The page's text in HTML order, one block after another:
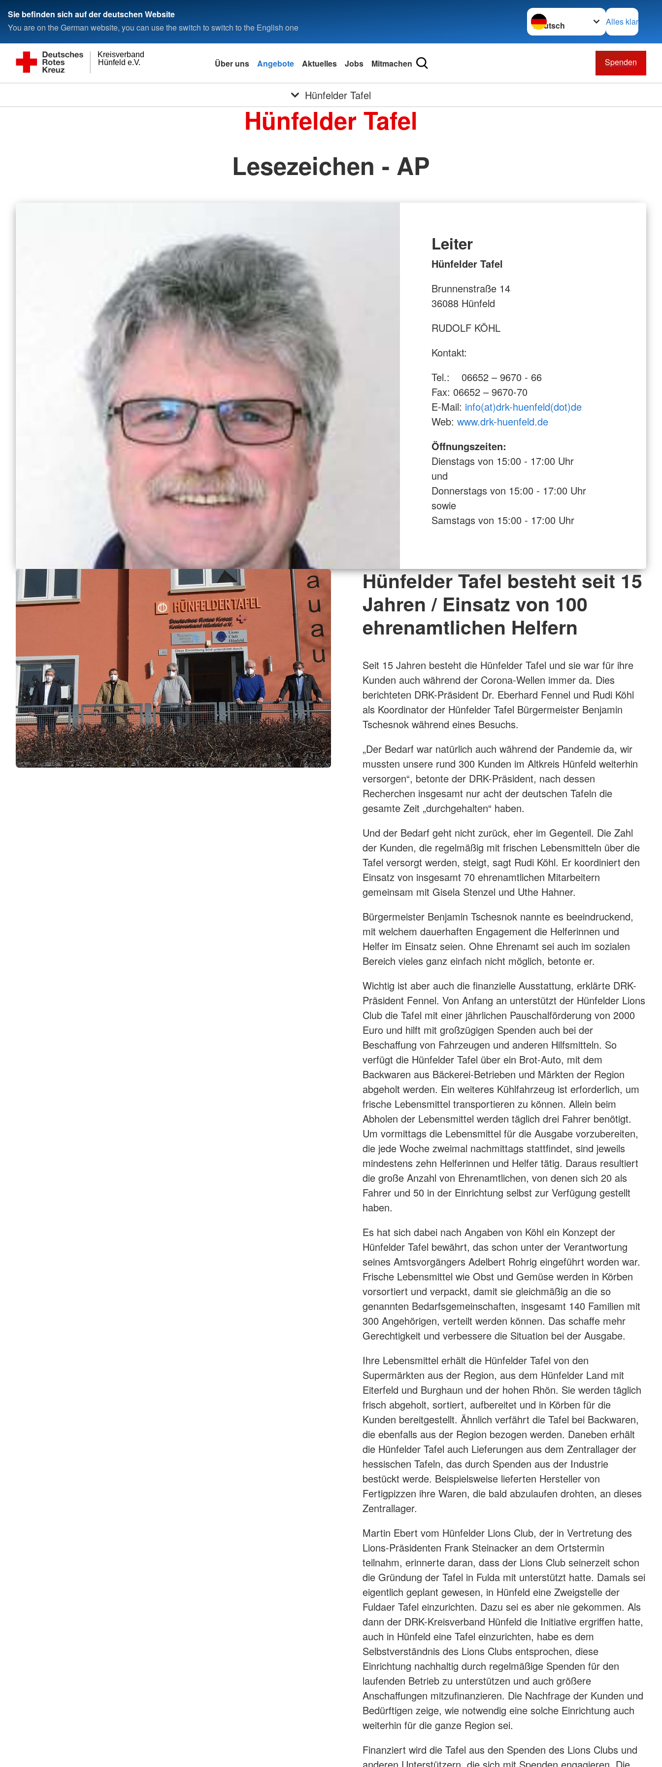
Sie befinden sich auf der deutschen Website
You are on the German website, you can use the switch to switch to the English one
Sprache wechseln zu
Alles klar
Hünfeld e.V.
Kreisverband
Über uns Angebote Aktuelles Jobs Mitmachen Spenden
Hünfelder Tafel
Hünfelder Tafel
Lesezeichen - AP
Leiter
Hünfelder Tafel
Brunnenstraße 14
36088 Hünfeld
RUDOLF KÖHL
Kontakt:
Tel.: 06652 – 9670 - 66
Fax: 06652 – 9670-70
E-Mail: info(at)drk-huenfeld(dot)de
Web: www.drk-huenfeld.de
Öffnungszeiten:
Dienstags von 15:00 - 17:00 Uhr
und
Donnerstags von 15:00 - 17:00 Uhr
sowie
Samstags von 15:00 - 17:00 Uhr
Hünfelder Tafel besteht seit 15
Jahren / Einsatz von 100
ehrenamtlichen Helfern
Seit 15 Jahren besteht die Hünfelder Tafel und sie war für ihre
Kunden auch während der Corona-Wellen immer da. Dies
berichteten DRK-Präsident Dr. Eberhard Fennel und Rudi Köhl
als Koordinator der Hünfelder Tafel Bürgermeister Benjamin
Tschesnok während eines Besuchs.
„Der Bedarf war natürlich auch während der Pandemie da, wir
mussten unsere rund 300 Kunden im Altkreis Hünfeld weiterhin
versorgen“, betonte der DRK-Präsident, nach dessen
Recherchen insgesamt nur acht der deutschen Tafeln die
gesamte Zeit „durchgehalten“ haben.
Und der Bedarf geht nicht zurück, eher im Gegenteil. Die Zahl
der Kunden, die regelmäßig mit frischen Lebensmitteln über die
Tafel versorgt werden, steigt, sagt Rudi Köhl. Er koordiniert den
Einsatz von insgesamt 70 ehrenamtlichen Mitarbeitern
gemeinsam mit Gisela Stenzel und Uthe Hahner.
Bürgermeister Benjamin Tschesnok nannte es beeindruckend,
mit welchem dauerhaften Engagement die Helferinnen und
Helfer im Einsatz seien. Ohne Ehrenamt sei auch im sozialen
Bereich vieles ganz einfach nicht möglich, betonte er.
Wichtig ist aber auch die finanzielle Ausstattung, erklärte DRK-
Präsident Fennel. Von Anfang an unterstützt der Hünfelder Lions
Club die Tafel mit einer jährlichen Pauschalförderung von 2000
Euro und hilft mit großzügigen Spenden auch bei der
Beschaffung von Fahrzeugen und anderen Hilfsmitteln. So
verfügt die Hünfelder Tafel über ein Brot-Auto, mit dem
Backwaren aus Bäckerei-Betrieben und Märkten der Region
abgeholt werden. Ein weiteres Kühlfahrzeug ist erforderlich, um
frische Lebensmittel transportieren zu können. Allein beim
Abholen der Lebensmittel werden täglich drei Fahrer benötigt.
Um vormittags die Lebensmittel für die Ausgabe vorzubereiten,
die jede Woche zweimal nachmittags stattfindet, sind jeweils
mindestens zehn Helferinnen und Helfer tätig. Daraus resultiert
die große Anzahl von Ehrenamtlichen, von denen sich 20 als
Fahrer und 50 in der Einrichtung selbst zur Verfügung gestellt
haben.
Es hat sich dabei nach Angaben von Köhl ein Konzept der
Hünfelder Tafel bewährt, das schon unter der Verantwortung
seines Amtsvorgängers Adelbert Rohrig eingeführt worden war.
Frische Lebensmittel wie Obst und Gemüse werden in Körben
vorsortiert und verpackt, damit sie gleichmäßig an die so
genannten Bedarfsgemeinschaften, insgesamt 140 Familien mit
300 Angehörigen, verteilt werden können. Das schaffe mehr
Gerechtigkeit und verbessere die Situation bei der Ausgabe.
Ihre Lebensmittel erhält die Hünfelder Tafel von den
Supermärkten aus der Region, aus dem Hünfelder Land mit
Eiterfeld und Burghaun und der hohen Rhön. Sie werden täglich
frisch abgeholt, sortiert, aufbereitet und in Körben für die
Kunden bereitgestellt. Ähnlich verfährt die Tafel bei Backwaren,
die ebenfalls aus der Region bezogen werden. Daneben erhält
die Hünfelder Tafel auch Lieferungen aus dem Zentrallager der
hessischen Tafeln, das durch Spenden aus der Industrie
bestückt werde. Beispielsweise lieferten Hersteller von
Fertigpizzen ihre Waren, die bald abzulaufen drohten, an dieses
Zentrallager.
Martin Ebert vom Hünfelder Lions Club, der in Vertretung des
Lions-Präsidenten Frank Steinacker an dem Ortstermin
teilnahm, erinnerte daran, dass der Lions Club seinerzeit schon
die Gründung der Tafel in Fulda mit unterstützt hatte. Damals sei
eigentlich geplant gewesen, in Hünfeld eine Zweigstelle der
Fuldaer Tafel einzurichten. Dazu sei es aber nie gekommen. Als
dann der DRK-Kreisverband Hünfeld die Initiative ergriffen hatte,
auch in Hünfeld eine Tafel einzurichten, habe es dem
Selbstverständnis des Lions Clubs entsprochen, diese
Einrichtung nachhaltig durch regelmäßige Spenden für den
laufenden Betrieb zu unterstützen und auch größere
Anschaffungen mitzufinanzieren. Die Nachfrage der Kunden und
Bedürftigen zeige, wie notwendig eine solche Einrichtung auch
weiterhin für die ganze Region sei.
Finanziert wird die Tafel aus den Spenden des Lions Clubs und